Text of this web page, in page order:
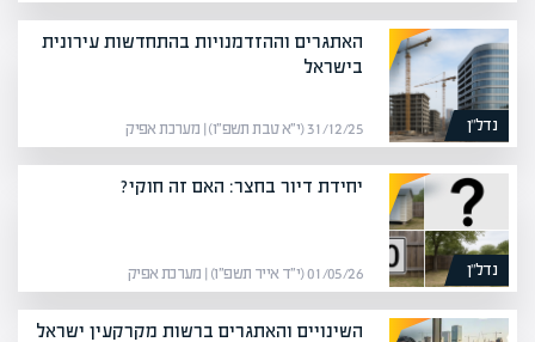
נדל”ן
האתגרים וההזדמנויות בהתחדשות עירונית
בישראל
31/12/25 (י״א טבת תשפ״ו) | מערכת אפיק
נדל”ן
יחידת דיור בחצר: האם זה חוקי?
01/05/26 (י״ד אייר תשפ״ו) | מערכת אפיק
השינויים והאתגרים ברשות מקרקעין ישראל